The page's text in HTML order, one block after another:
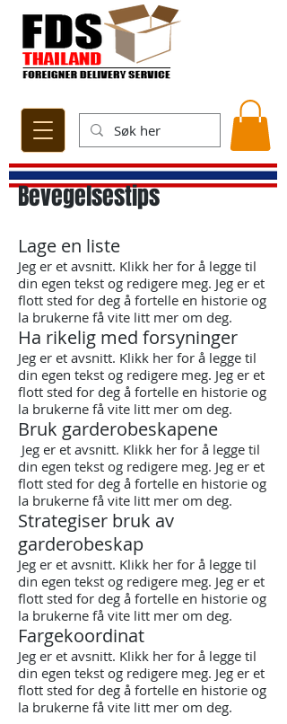
Bevegelsestips
Lage en liste
Jeg er et avsnitt. Klikk her for å legge til
din egen tekst og redigere meg. Jeg er et
flott sted for deg å fortelle en historie og
la brukerne få vite litt mer om deg.
Ha rikelig med forsyninger
Jeg er et avsnitt. Klikk her for å legge til
din egen tekst og redigere meg. Jeg er et
flott sted for deg å fortelle en historie og
la brukerne få vite litt mer om deg.
Bruk garderobeskapene
Jeg er et avsnitt. Klikk her for å legge til
din egen tekst og redigere meg. Jeg er et
flott sted for deg å fortelle en historie og
la brukerne få vite litt mer om deg.
Strategiser bruk av
garderobeskap
Jeg er et avsnitt. Klikk her for å legge til
din egen tekst og redigere meg. Jeg er et
flott sted for deg å fortelle en historie og
la brukerne få vite litt mer om deg.
Fargekoordinat
Jeg er et avsnitt. Klikk her for å legge til
din egen tekst og redigere meg. Jeg er et
flott sted for deg å fortelle en historie og
la brukerne få vite litt mer om deg.